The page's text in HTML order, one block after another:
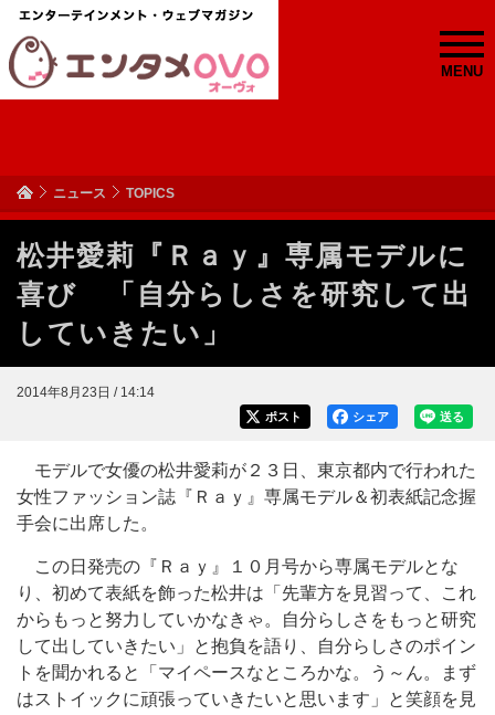
MENU
ニュース TOPICS
松井愛莉『Ｒａｙ』専属モデルに
喜び 「自分らしさを研究して出
していきたい」
2014年8月23日 / 14:14
送る
シェア
ポスト
モデルで女優の松井愛莉が２３日、東京都内で行われた
女性ファッション誌『Ｒａｙ』専属モデル＆初表紙記念握
手会に出席した。
この日発売の『Ｒａｙ』１０月号から専属モデルとな
り、初めて表紙を飾った松井は「先輩方を見習って、これ
からもっと努力していかなきゃ。自分らしさをもっと研究
して出していきたい」と抱負を語り、自分らしさのポイン
トを聞かれると「マイペースなところかな。う～ん。まず
はストイックに頑張っていきたいと思います」と笑顔を見